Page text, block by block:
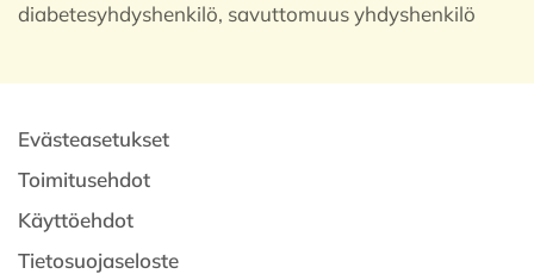
diabetesyhdyshenkilö, savuttomuus yhdyshenkilö
Evästeasetukset
Toimitusehdot
Käyttöehdot
Tietosuojaseloste